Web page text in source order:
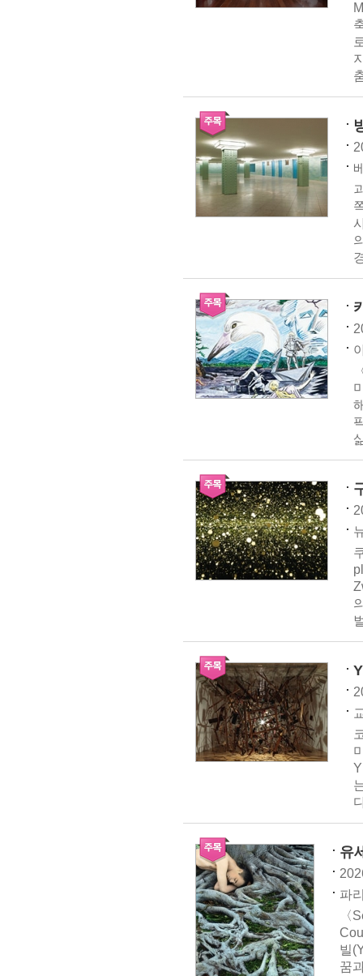
유
파
〈
빌
꿈